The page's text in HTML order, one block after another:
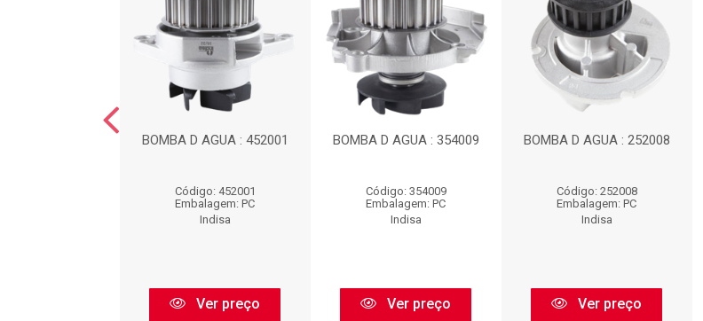
BOMBA D AGUA : 452001
Código: 452001
Embalagem: PC
Indisa
Ver preço
BOMBA D AGUA : 354009
Código: 354009
Embalagem: PC
Indisa
Ver preço
BOMBA D AGUA : 252008
Código: 252008
Embalagem: PC
Indisa
Ver preço